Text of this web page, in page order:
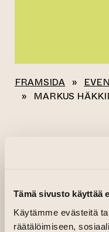
Tämä sivusto käyttää
Käytämme evästeitä
räätälöimiseen,
FRAMSIDA »
»
MARKUS
OF THE